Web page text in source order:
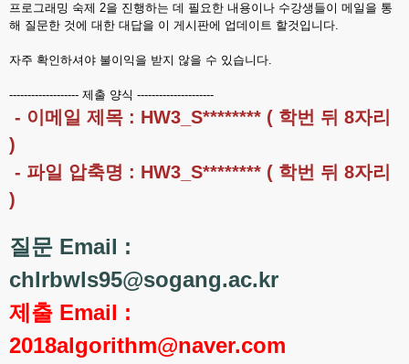
프로그래밍 숙제 2을 진행하는 데 필요한 내용이나 수강생들이 메일을 통
해 질문한 것에 대한 대답을 이 게시판에 업데이트 할것입니다.
자주 확인하셔야 불이익을 받지 않을 수 있습니다.
------------------- 제출 양식 ---------------------
- 이메일 제목 : HW3_S******** ( 학번 뒤 8자리
)
- 파일 압축명 : HW3_S******** ( 학번 뒤 8자리
)
질문 Email :
chlrbwls95@sogang.ac.kr
제출 Email :
2018algorithm@naver.com